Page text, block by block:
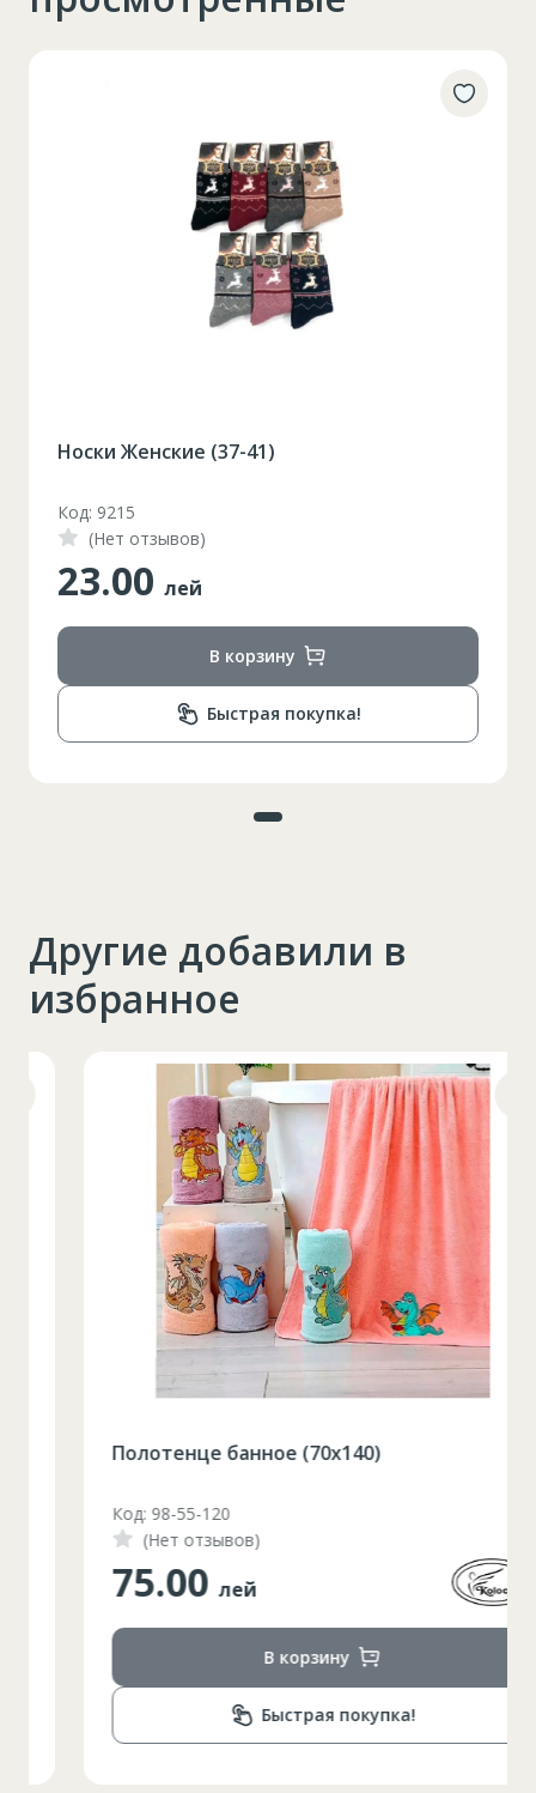
Носки Женские (37-41)
Код: 9215
(Нет отзывов)
23.00 лей
В корзину
Быстрая покупка!
Другие добавили в
избранное
Полотенце банное (70x140)
Код: 98-55-120
(Нет отзывов)
75.00лей
В корзину
Быстрая покупка!